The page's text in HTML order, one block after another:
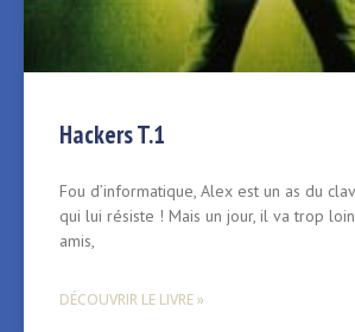
Hackers T.1
Fou d’informatique, Alex est un as du
qui lui résiste ! Mais un jour, il va trop
amis,
DÉCOUVRIR LE LIVRE »